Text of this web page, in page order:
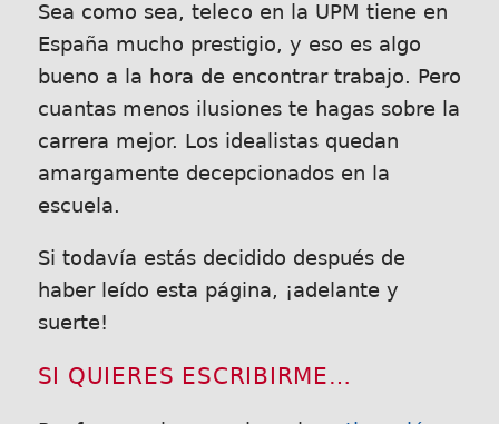
Sea como sea, teleco en la UPM tiene en
España mucho prestigio, y eso es algo
bueno a la hora de encontrar trabajo. Pero
cuantas menos ilusiones te hagas sobre la
carrera mejor. Los idealistas quedan
amargamente decepcionados en la
escuela.
Si todavía estás decidido después de
haber leído esta página, ¡adelante y
suerte!
SI QUIERES ESCRIBIRME…